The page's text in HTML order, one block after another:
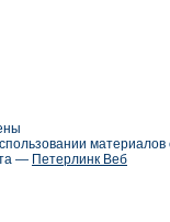
— Петерлинк Веб